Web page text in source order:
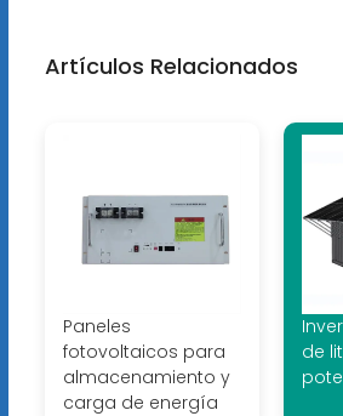
Artículos Relacionados
Paneles
fotovoltaicos para
almacenamiento y
carga de energía
de